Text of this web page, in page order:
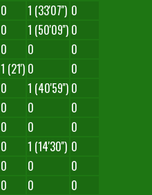
0 1 (33'07'') 0
0 1 (50'09'') 0
0 0
0
1 (21') 0
0
0 1 (40'59'') 0
0 0
0
0 0
0
0 1 (14'30'') 0
0 0
0
0 0
0